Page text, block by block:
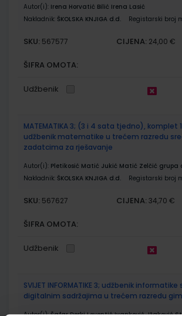
Autor(i): Irena Horvatić Bilić Irena Lasić
Nakladnik: ŠKOLSKA KNJIGA d.d. Registarski broj
SKU: 567577 CIJENA: 24,00 €
ŠIFRA OMOTA:
Udžbenik
MATEMATIKA 3; (3 i 4 sata tjedno), komplet
udžbenik matematike u trećem razredu
zadatcima za rješavanje
Autor(i): Pletikosić Matić Jukić Matić Zelčić grupa
Nakladnik: ŠKOLSKA KNJIGA d.d. Registarski broj
SKU: 567627 CIJENA: 34,70 €
ŠIFRA OMOTA:
Udžbenik
SVIJET INFORMATIKE 3; udžbenik
digitalnim sadržajima u trećem razredu